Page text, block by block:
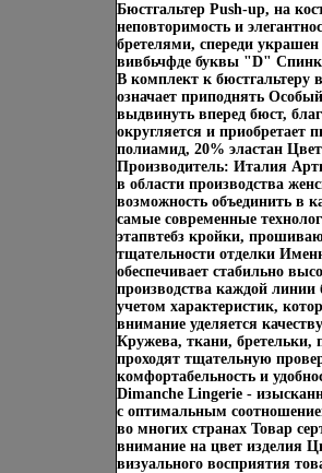
Бюстгальтер Push-up, на
неповторимость и
бретелями, спереди
вивбьчфде буквы "D"
В комплект к бюстгальтеру
означает приподнять
выдвинуть вперед бюст,
округляется и
полиамид, 20% эластан
Производитель: Италия
в области производства
возможность объединить в
самые современные
этапвтебз кройки,
тщательности отделки
обеспечивает стабильно
производства каждой
учетом характеристик,
внимание уделяется
Кружева, ткани, бретельки,
проходят тщательную
комфортабельность и
Dimanche Lingerie -
с оптимальным
во многих странах Товар
внимание на цвет изделия
визуального восприятия